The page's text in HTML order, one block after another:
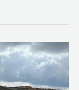
الحدود
الجنوبية
القصف: